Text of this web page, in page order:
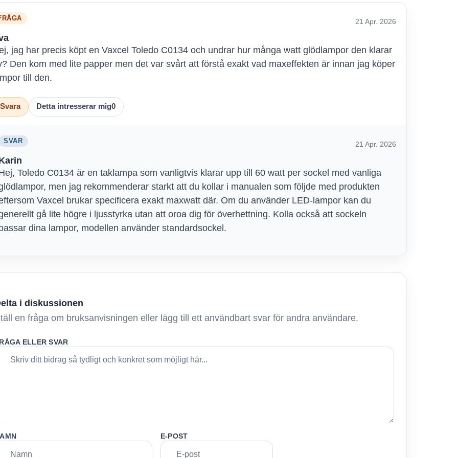
21 Apr. 2026
jag har precis köpt en Vaxcel Toledo C0134 och undrar hur många watt glödlampor den klarar
Den kom med lite papper men det var svårt att förstå exakt vad maxeffekten är innan jag köper
till den.
Svara Detta intresserar mig0
SVAR 21 Apr. 2026
Toledo C0134 är en taklampa som vanligtvis klarar upp till 60 watt per sockel med vanliga
men jag rekommenderar starkt att du kollar i manualen som följde med produkten
Vaxcel brukar specificera exakt maxwatt där. Om du använder LED-lampor kan du
gå lite högre i ljusstyrka utan att oroa dig för överhettning. Kolla också att sockeln
dina lampor, modellen använder standardsockel.
i diskussionen
en fråga om bruksanvisningen eller lägg till ett användbart svar för andra användare.
ELLER SVAR
E-POST